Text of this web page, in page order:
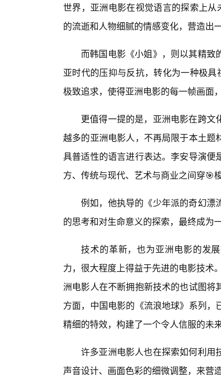
世界，亚洲电影在视觉语言的探索上
的流逝和人物细腻的情感变化，营造出
而韩国电影《小姐》，则以其精
亚时代的压抑与反抗，转化为一种极
极致追求，使得亚洲电影的每一帧画面
更值得一提的是，亚洲电影在跨
越多的亚洲电影人，不再局限于本土
具普适性的语言进行表达。李安导演
方、传统与现代、艺术与商业之间穿🎯
例如，他执导的《少年派的奇幻漂
的思考和对生命意义的探索，最终成为
技术的革新，也为亚洲电影的发
力，很大程度上得益于先进的电影技术
洲电影人在不断拥抱新技术的也试图
方面，中国电影的《流浪地球》系列
精细的特效，构建了一个令人信服的未
许多亚洲电影人也在探索如何利用
声音设计、画面色彩的细微调整，来营